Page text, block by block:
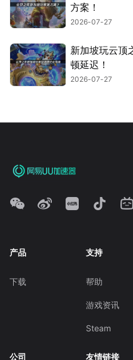
方案！
2026-07-27
新加坡玩云顶
顿延迟！
2026-07-27
产品
下载
支持
帮助
游戏资讯
Steam
公司 友情链接